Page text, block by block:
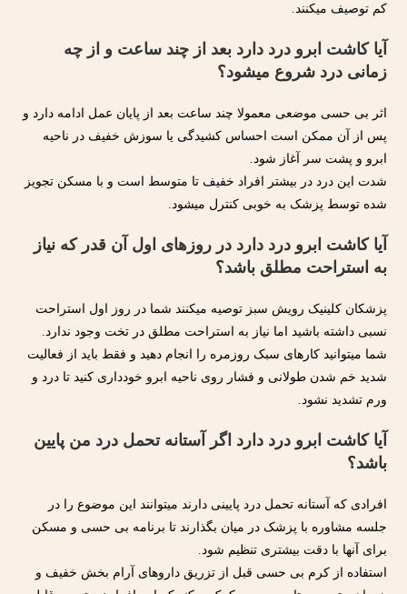
کم توصیف میکنند.
آیا کاشت ابرو درد دارد بعد از چند ساعت و از چه
زمانی درد شروع میشود؟
اثر بی حسی موضعی معمولا چند ساعت بعد از پایان عمل ادامه دارد و
پس از آن ممکن است احساس کشیدگی یا سوزش خفیف در ناحیه
ابرو و پشت سر آغاز شود.
شدت این درد در بیشتر افراد خفیف تا متوسط است و با مسکن تجویز
شده توسط پزشک به خوبی کنترل میشود.
آیا کاشت ابرو درد دارد در روزهای اول آن قدر که نیاز
به استراحت مطلق باشد؟
پزشکان کلینیک رویش سبز توصیه میکنند شما در روز اول استراحت
نسبی داشته باشید اما نیاز به استراحت مطلق در تخت وجود ندارد.
شما میتوانید کارهای سبک روزمره را انجام دهید و فقط باید از فعالیت
شدید خم شدن طولانی و فشار روی ناحیه ابرو خودداری کنید تا درد و
ورم تشدید نشود.
آیا کاشت ابرو درد دارد اگر آستانه تحمل درد من پایین
باشد؟
افرادی که آستانه تحمل درد پایینی دارند میتوانند این موضوع را در
جلسه مشاوره با پزشک در میان بگذارند تا برنامه بی حسی و مسکن
برای آنها با دقت بیشتری تنظیم شود.
استفاده از کرم بی حسی قبل از تزریق داروهای آرام بخش خفیف و